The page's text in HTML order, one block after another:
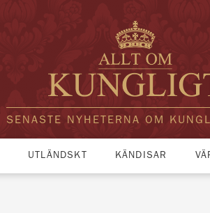
SENASTE NYHETERNA OM
UTLÄNDSKT KÄNDISAR